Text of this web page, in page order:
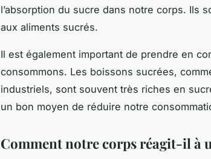
l’absorption du sucre dans notre corps. Ils
aux aliments sucrés.
Il est également important de prendre en
consommons. Les boissons sucrées,
industriels, sont souvent très riches en
un bon moyen de réduire notre
Comment notre corps réagit-il à